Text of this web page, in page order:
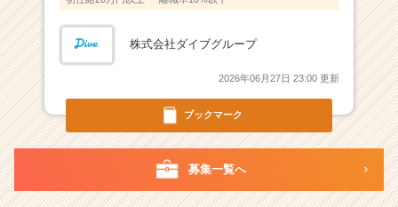
ト
キ
リ
（C
h
ブックマーク
株式会社ダイブグループ
2026年06月27日 23:00 更新
募集一覧へ